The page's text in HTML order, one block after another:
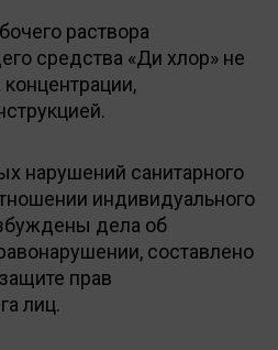
раствора
средства «Ди хлор» не
концентрации,
нарушений санитарного
индивидуального
дела об
составлено
прав
лиц.